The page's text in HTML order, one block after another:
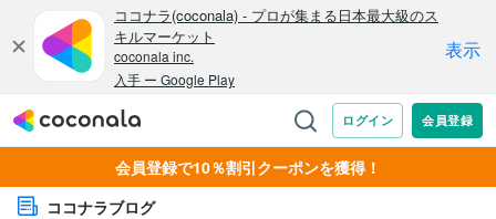
会員登録で10％割引クーポンを獲得！
ココナラブログ